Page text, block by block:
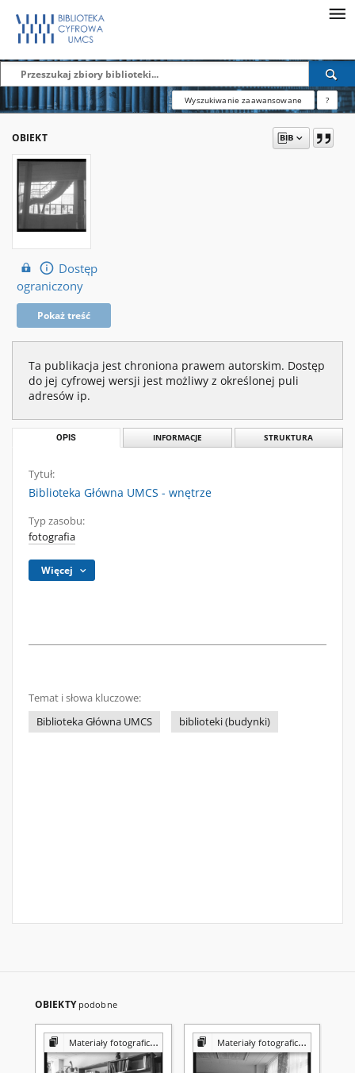
Wyszukiwanie zaawansowane ?
OBIEKT
Dostęp
ograniczony
Pokaż treść
Ta publikacja jest chroniona prawem autorskim. Dostęp
do jej cyfrowej wersji jest możliwy z określonej puli
adresów ip.
OPIS INFORMACJE STRUKTURA
Tytuł:
Biblioteka Główna UMCS - wnętrze
Typ zasobu:
fotografia
Więcej
Temat i słowa kluczowe:
Biblioteka Główna UMCS
biblioteki (budynki)
OBIEKTY podobne
Materiały fotograficzne z Pracowni Reprografii Biblioteki UMCS Materiały fotograficzne z Pracowni Reprografii Biblioteki UMCS